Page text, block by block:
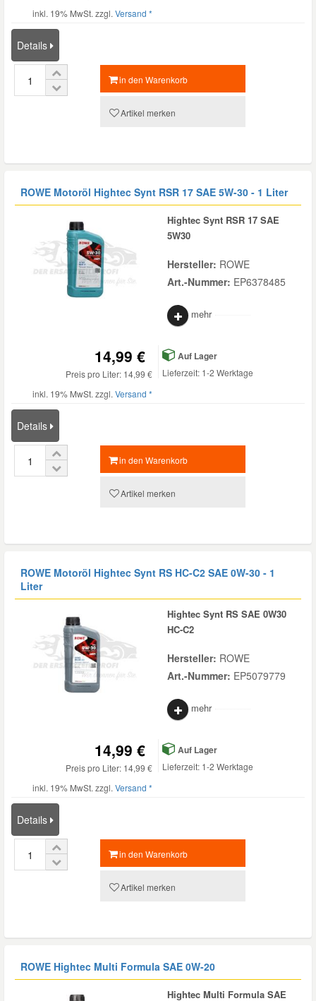
inkl. 19% MwSt. zzgl. Versand *
Details
in den Warenkorb
Artikel merken
ROWE Motoröl Hightec Synt RSR 17 SAE 5W-30 - 1 Liter
Hightec Synt RSR 17 SAE
5W30
Hersteller: ROWE
Art.-Nummer: EP6378485
mehr
14,99 €
Preis pro Liter: 14,99 €
inkl. 19% MwSt. zzgl. Versand *
Auf Lager
Lieferzeit: 1-2 Werktage
Details
in den Warenkorb
Artikel merken
ROWE Motoröl Hightec Synt RS HC-C2 SAE 0W-30 - 1
Liter
Hightec Synt RS SAE 0W30
HC-C2
Hersteller: ROWE
Art.-Nummer: EP5079779
mehr
14,99 €
Preis pro Liter: 14,99 €
inkl. 19% MwSt. zzgl. Versand *
Auf Lager
Lieferzeit: 1-2 Werktage
Details
in den Warenkorb
Artikel merken
ROWE Hightec Multi Formula SAE 0W-20
Hightec Multi Formula SAE